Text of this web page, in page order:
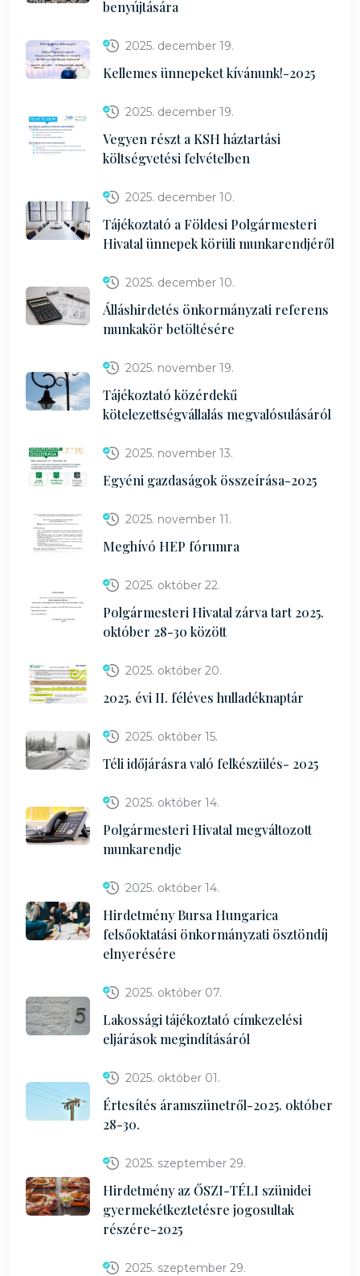
benyújtására
2025. december 19.
Kellemes ünnepeket kívánunk!-2025
2025. december 19.
Vegyen részt a KSH háztartási
költségvetési felvételben
2025. december 10.
Tájékoztató a Földesi Polgármesteri
Hivatal ünnepek körüli munkarendjéről
2025. december 10.
Álláshirdetés önkormányzati referens
munkakör betöltésére
2025. november 19.
Tájékoztató közérdekű
kötelezettségvállalás megvalósulásáról
2025. november 13.
Egyéni gazdaságok összeírása-2025
2025. november 11.
Meghívó HEP fórumra
2025. október 22.
Polgármesteri Hivatal zárva tart 2025.
október 28-30 között
2025. október 20.
2025. évi II. féléves hulladéknaptár
2025. október 15.
Téli időjárásra való felkészülés- 2025
2025. október 14.
Polgármesteri Hivatal megváltozott
munkarendje
2025. október 14.
Hirdetmény Bursa Hungarica
felsőoktatási önkormányzati ösztöndíj
elnyerésére
2025. október 07.
Lakossági tájékoztató címkezelési
eljárások megindításáról
2025. október 01.
Értesítés áramszünetről-2025. október
28-30.
2025. szeptember 29.
Hirdetmény az ŐSZI-TÉLI szünidei
gyermekétkeztetésre jogosultak
részére-2025
2025. szeptember 29.